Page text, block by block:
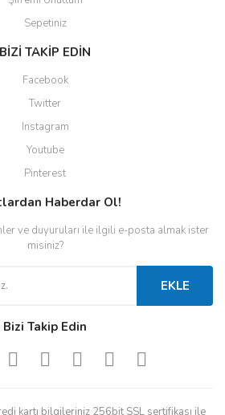
Sepetiniz
BİZİ TAKİP EDİN
Facebook
Twitter
Instagram
Youtube
Pinterest
Haberdar Ol!
ve duyuruları ile ilgili e-posta almak ister
misiniz?
EKLE
Bizi Takip Edin
kartı bilgileriniz 256bit SSL sertifikası ile